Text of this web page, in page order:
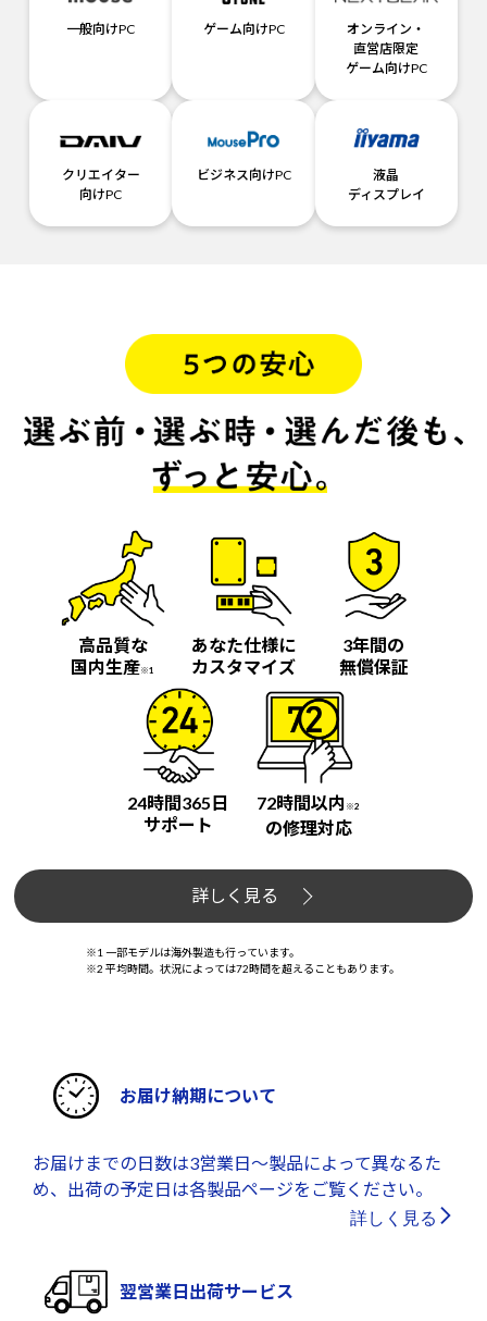
一般向けPC ゲーム向けPC
オンライン・
直営店限定
ゲーム向けPC
クリエイター
向けPC
ビジネス向けPC
液晶
ディスプレイ
高品質な
国内生産※1
あなた仕様に
カスタマイズ
3年間の
無償保証
24時間365日
サポート
72時間以内 ※2
の修理対応
詳しく見る
※1 一部モデルは海外製造も行っています。
※2 平均時間。状況によっては72時間を超えることもあります。
お届け納期について
お届けまでの日数は3営業日～製品によって異なるた
め、出荷の予定日は各製品ページをご覧ください。
詳しく見る
翌営業日出荷サービス